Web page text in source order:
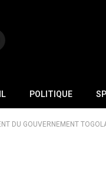
POLITIQUE
DU GOUVERNEMENT